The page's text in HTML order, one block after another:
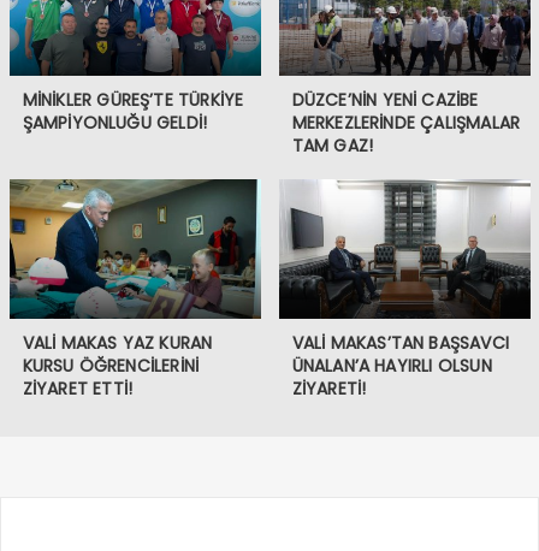
MİNİKLER GÜREŞ’TE TÜRKİYE
ŞAMPİYONLUĞU GELDİ!
DÜZCE’NİN YENİ CAZİBE
MERKEZLERİNDE ÇALIŞMALAR
TAM GAZ!
VALİ MAKAS YAZ KURAN
KURSU ÖĞRENCİLERİNİ
ZİYARET ETTİ!
VALİ MAKAS’TAN BAŞSAVCI
ÜNALAN’A HAYIRLI OLSUN
ZİYARETİ!